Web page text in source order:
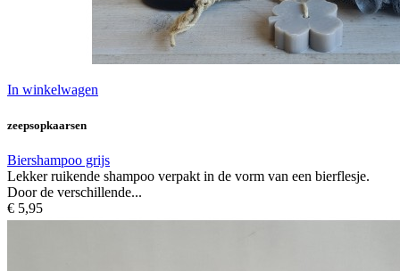
In winkelwagen
zeepsopkaarsen
Biershampoo grijs
Lekker ruikende shampoo verpakt in de vorm van een bierflesje.
Door de verschillende...
€ 5,95